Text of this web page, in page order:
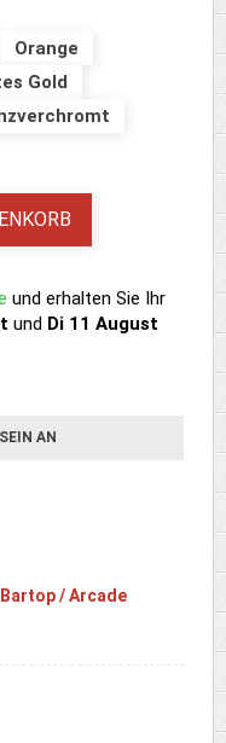
Orange
Gold
und erhalten Sie Ihr
und Di 11 August
AN
/ Arcade